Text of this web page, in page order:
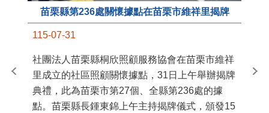
苗栗縣第236處關懷據點在苗栗市維祥里揭牌
115-07-31
社團法人苗栗縣桐欣照顧服務協會在苗栗市維祥
里成立的社區照顧關懷據點，31日上午舉辦揭牌
典禮，此為苗栗市第27個、全縣第236處的據
點。苗栗縣長鍾東錦上午主持揭牌儀式，頒發15
苗